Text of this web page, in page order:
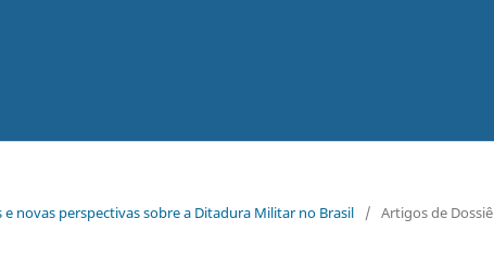
novas perspectivas sobre a Ditadura Militar no Brasil
/ Artigos de Dossiê